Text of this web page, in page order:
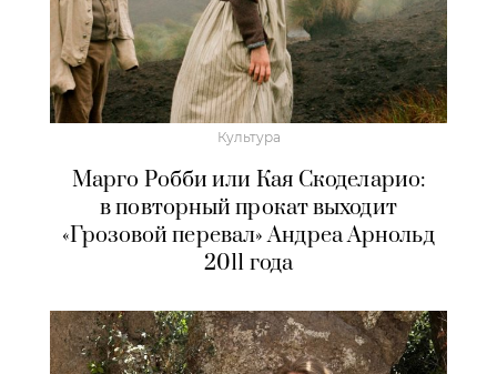
Культура
Марго Робби или Кая Скоделарио:
в повторный прокат выходит
«Грозовой перевал» Андреа Арнольд
2011 года